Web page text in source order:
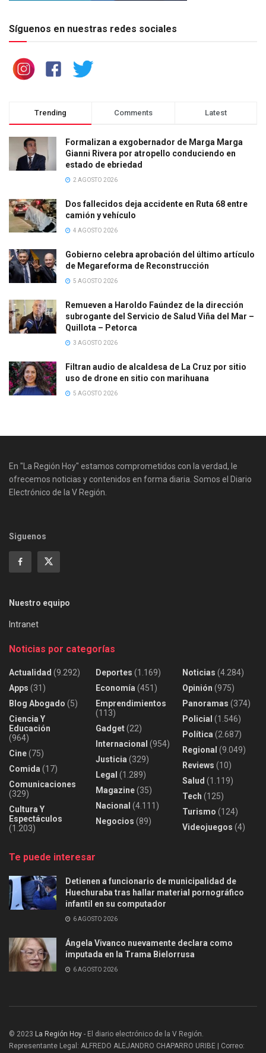
Síguenos en nuestras redes sociales
Trending Comments Latest
Formalizan a exgobernador de Marga Marga
Gianni Rivera por atropello conduciendo en
estado de ebriedad
2 AGOSTO 2026
Dos fallecidos deja accidente en Ruta 68 entre
camión y vehículo
4 AGOSTO 2026
Gobierno celebra aprobación del último artículo
de Megareforma de Reconstrucción
5 AGOSTO 2026
Remueven a Haroldo Faúndez de la dirección
subrogante del Servicio de Salud Viña del Mar –
Quillota – Petorca
3 AGOSTO 2026
Filtran audio de alcaldesa de La Cruz por sitio
uso de drone en sitio con marihuana
5 AGOSTO 2026
En "La Región Hoy" estamos comprometidos con la verdad, le
ofrecemos noticias y contenidos en forma diaria. Somos el Diario
Electrónico de la V Región.
Siguenos
Nuestro equipo
Intranet
Noticias por categorías
Actualidad (9.292)
Apps (31)
Blog Abogado (5)
Ciencia Y
Educación
(964)
Cine(75)
Comida (17)
Comunicaciones
(329)
Cultura Y
Espectáculos
(1.203)
Deportes (1.169)
Economía (451)
Emprendimientos
(113)
Gadget(22)
Internacional (954)
Justicia (329)
Legal (1.289)
Magazine(35)
Nacional (4.111)
Negocios (89)
Noticias (4.284)
Opinión (975)
Panoramas (374)
Policial (1.546)
Política (2.687)
Regional (9.049)
Reviews (10)
Salud (1.119)
Tech (125)
Turismo (124)
Videojuegos (4)
Te puede interesar
Detienen a funcionario de municipalidad de
Huechuraba tras hallar material pornográfico
infantil en su computador
6 AGOSTO 2026
Ángela Vivanco nuevamente declara como
imputada en la Trama Bielorrusa
6 AGOSTO 2026
© 2023 La Región Hoy - El diario electrónico de la V Región.
Representante Legal: ALFREDO ALEJANDRO CHAPARRO URIBE | Correo: